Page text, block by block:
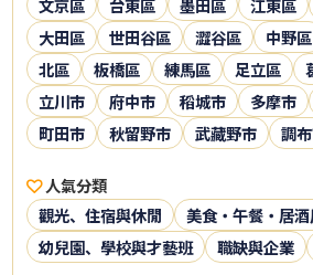
文京區
台東區 墨田區 江東區
大田區
世田谷區 澀谷區 中野區
北區
板橋區 練馬區 足立區
立川市
府中市 稻城市 多摩市
町田市
秋留野市 武藏野市 調
人氣分類
觀光、住宿與休閒
美食・午餐・居
幼兒園、學校與才藝班
職缺與企業